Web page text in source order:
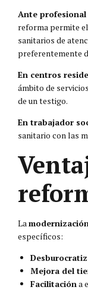
Ante
reforma permite
sanitarios de
preferentemente
En centros
ámbito de
de un testigo.
En trabajador
sanitario con las
La
específicos:
Mejora del
Facilitación a